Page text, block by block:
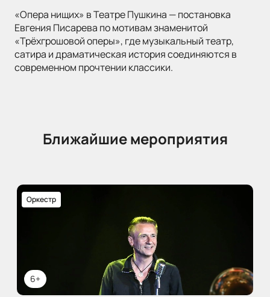
«Опера нищих» в Театре Пушкина — постановка
Евгения Писарева по мотивам знаменитой
«Трёхгрошовой оперы», где музыкальный театр,
сатира и драматическая история соединяются в
современном прочтении классики.
Ближайшие мероприятия
6+
Оркестр